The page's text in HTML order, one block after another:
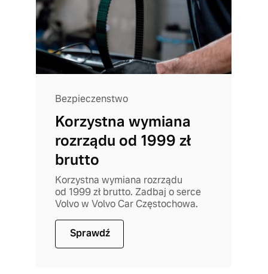
Bezpieczenstwo
Korzystna wymiana
rozrządu od 1999 zł
brutto
Korzystna wymiana rozrządu
od 1999 zł brutto. Zadbaj o serce
Volvo w Volvo Car Częstochowa.
Sprawdź